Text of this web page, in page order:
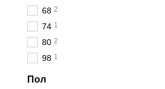
68 2
74 1
80 2
98 1
Пол